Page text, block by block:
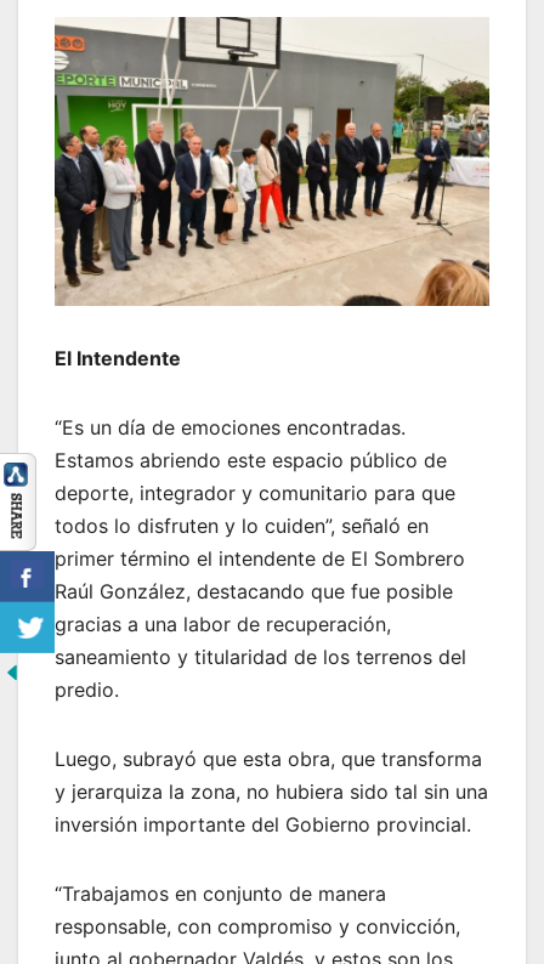
El Intendente
“Es un día de emociones encontradas.
Estamos abriendo este espacio público de
deporte, integrador y comunitario para que
todos lo disfruten y lo cuiden”, señaló en
primer término el intendente de El Sombrero
Raúl González, destacando que fue posible
gracias a una labor de recuperación,
saneamiento y titularidad de los terrenos del
predio.
Luego, subrayó que esta obra, que transforma
y jerarquiza la zona, no hubiera sido tal sin una
inversión importante del Gobierno provincial.
“Trabajamos en conjunto de manera
responsable, con compromiso y convicción,